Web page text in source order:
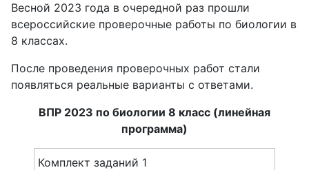
Весной 2023 года в очередной раз прошли
всероссийские проверочные работы по биологии в
8 классах.
После проведения проверочных работ стали
появляться реальные варианты с ответами.
ВПР 2023 по биологии 8 класс (линейная
программа)
Комплект заданий 1